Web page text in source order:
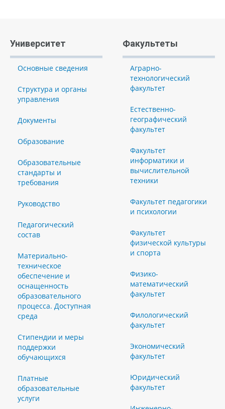
Университет
Основные сведения
Структура и органы
управления
Документы
Образование
Образовательные
стандарты и
требования
Руководство
Педагогический
состав
Материально-
техническое
обеспечение и
оснащенность
образовательного
процесса. Доступная
среда
Стипендии и меры
поддержки
обучающихся
Платные
образовательные
услуги
Факультеты
Аграрно-
технологический
факультет
Естественно-
географический
факультет
Факультет
информатики и
вычислительной
техники
Факультет педагогики
и психологии
Факультет
физической культуры
и спорта
Физико-
математический
факультет
Филологический
факультет
Экономический
факультет
Юридический
факультет